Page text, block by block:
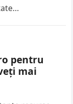
pentru
mai